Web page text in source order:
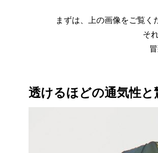
まずは、上の画像をご覧く
そ
透けるほどの通気性